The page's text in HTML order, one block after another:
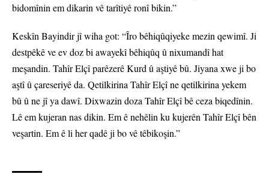
bidomînin em dikarin vê tarîtiyê ronî bikin.”
Keskîn Bayindir jî wiha got: “Îro bêhiqûqiyeke mezin qewimî. Ji
destpêkê ve ev doz bi awayekî bêhiqûq û nixumandî hat
meşandin. Tahîr Elçî parêzerê Kurd û aştiyê bû. Jiyana xwe ji bo
aştî û çareseriyê da. Qetilkirina Tahîr Elçî ne qetilkirina yekem
bû û ne jî ya dawî. Dixwazin doza Tahîr Elçî bê ceza biqedînin.
Lê em kujeran nas dikin. Em ê nehêlin ku kujerên Tahîr Elçî bên
veşartin. Em ê li her qadê ji bo vê têbikoşin.”